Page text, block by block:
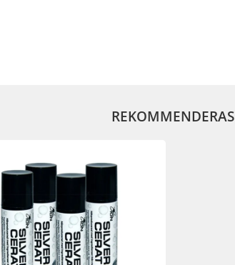
REKOMMENDERAS